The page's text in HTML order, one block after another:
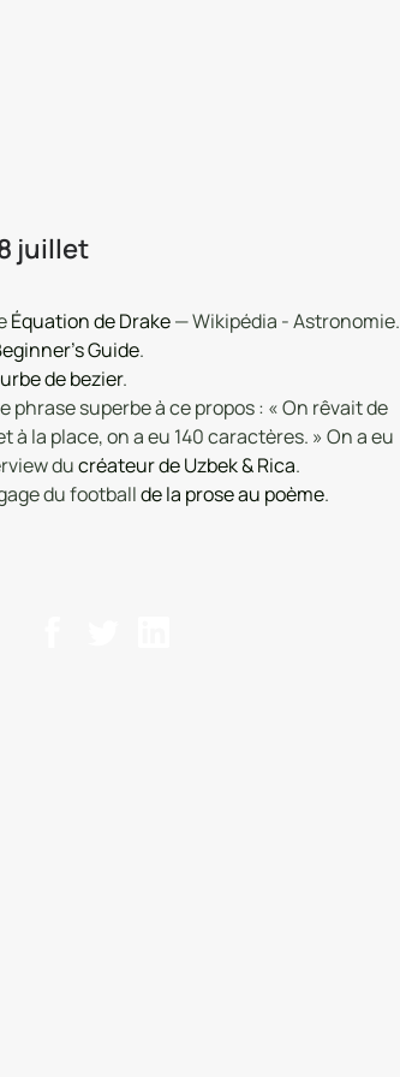
juillet
Équation de Drake— Wikipédia - Astronomie.
Guide.
de bezier.
phrase superbe à ce propos : «On rêvait de
à la place, on a eu 140 caractères. » On a eu
ducréateur de Uzbek & Rica.
du footballde la prose au poème.